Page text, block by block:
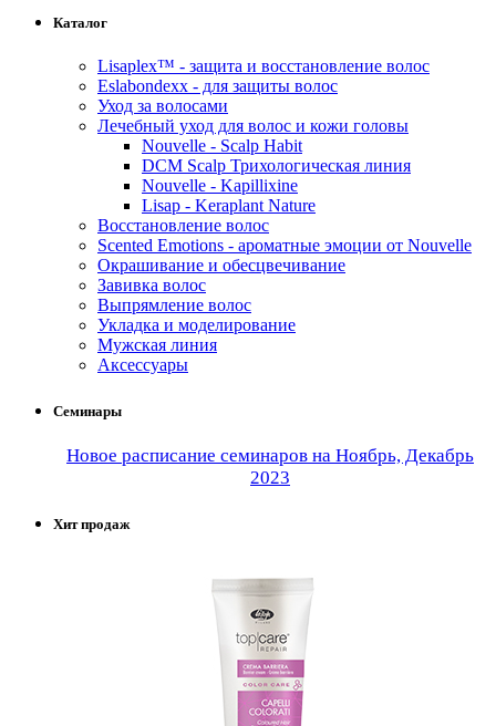
Каталог
Lisaplex™ - защита и восстановление волос
Eslabondexx - для защиты волос
Уход за волосами
Лечебный уход для волос и кожи головы
Nouvelle - Scalp Habit
DCM Scalp Трихологическая линия
Nouvelle - Kapillixine
Lisap - Keraplant Nature
Восстановление волос
Scented Emotions - ароматные эмоции от Nouvelle
Окрашивание и обесцвечивание
Завивка волос
Выпрямление волос
Укладка и моделирование
Мужская линия
Аксессуары
Семинары
Новое расписание семинаров на Ноябрь, Декабрь
2023
Хит продаж